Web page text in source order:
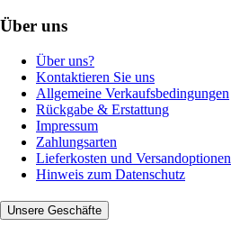
Über uns
Über uns?
Kontaktieren Sie uns
Allgemeine Verkaufsbedingungen
Rückgabe & Erstattung
Impressum
Zahlungsarten
Lieferkosten und Versandoptionen
Hinweis zum Datenschutz
Unsere Geschäfte